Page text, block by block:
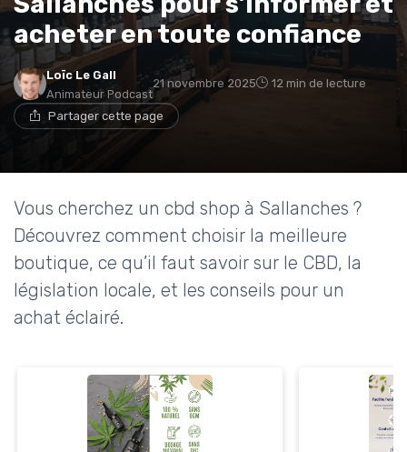
acheter en toute confiance
Loïc Le Gall
Animateur Podcast
21 novembre 2025 12 min de lecture
Partager cette page
Vous cherchez un cbd shop à Sallanches ?
Découvrez comment choisir la meilleure
boutique, ce qu’il faut savoir sur le CBD, la
législation locale, et les conseils pour un
achat éclairé.